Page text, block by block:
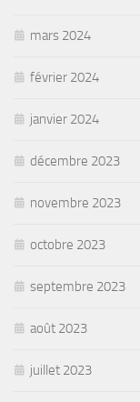
mars 2024
février 2024
janvier 2024
décembre 2023
novembre 2023
octobre 2023
septembre 2023
août 2023
juillet 2023